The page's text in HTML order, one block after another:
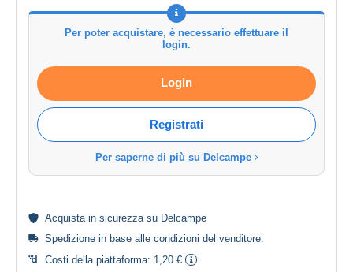
Per poter acquistare, è necessario effettuare il
login.
Login
Registrati
Per saperne di più su Delcampe
Acquista in sicurezza su Delcampe
Spedizione in base alle condizioni del venditore
Costi della piattaforma: 1,20 €